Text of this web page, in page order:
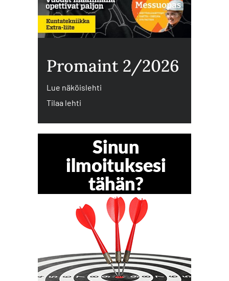
Promaint 2/2026
Lue näköislehti
Tilaa lehti